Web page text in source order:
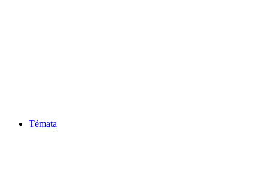
Témata